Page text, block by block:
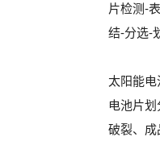
片检测-
结-分选-
太阳能
电池片
破裂、成